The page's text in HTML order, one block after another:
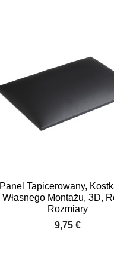
Panel Tapicerowany,
Własnego Montażu, 3D,
Rozmiary
9,75 €
Quick view